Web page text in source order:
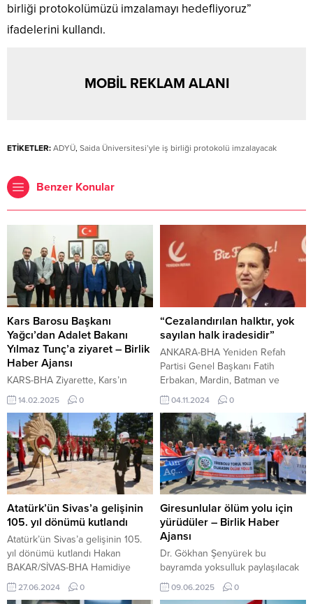
birliği protokolümüzü imzalamayı hedefliyoruz”
ifadelerini kullandı.
MOBİL REKLAM ALANI
ETİKETLER: ADYÜ, Saida Üniversitesi’yle iş birliği protokolü imzalayacak
Benzer Konular
Kars Barosu Başkanı
Yağcı’dan Adalet Bakanı
Yılmaz Tunç’a ziyaret – Birlik
Haber Ajansı
KARS-BHA Ziyarette, Kars’ın
adalet hizmetleriyle ilgili talepleri
iletilirken, bölgedeki hukuki
altyapının güçlendirilmesi adına
çeşitli konular ele alındı. Ziyaretin
ardından açıklama yapan
Milletvekili Adem Çalkın, Bakan
Tunç’a yakın ilgisi için teşekkür
ederek, “Kars’ımızın taleplerini
ilettik, çözüm noktasında önemli
görüşmeler gerçekleştirdik. Sayın
Bakanımıza çalışmalarında
muvaffakiyetler diliyoruz”
ifadelerini kullandı. Adalet Bakanı
14.02.2025 0
“Cezalandırılan halktır, yok
sayılan halk iradesidir”
ANKARA-BHA Yeniden Refah
Partisi Genel Başkanı Fatih
Erbakan, Mardin, Batman ve
Halfeti belediyelerine yapılan
kayyum atamalarına ilişkin sert
eleştirilerde bulundu. Sosyal
medya hesabından bir açıklama
yapan Erbakan, bu tür atamaların
yıllardır tekrar eden bir
senaryonun yansıması olduğunu
belirtti. “Sabaha karşı yapılan
kayyum atamaları, yıllardır
sahnelenen bir oyunun bir kez
daha...
04.11.2024 0
Atatürk’ün Sivas’a gelişinin
105. yıl dönümü kutlandı
Atatürk’ün Sivas’a gelişinin 105.
yıl dönümü kutlandı Hakan
BAKAR/SİVAS-BHA Hamidiye
Millet Bahçesindeki İlk Adım Anıtı
önünde düzenlenen törene Sivas
27.06.2024 0
Giresunlular ölüm yolu için
yürüdüler – Birlik Haber
Ajansı
Dr. Gökhan Şenyürek bu
bayramda yoksulluk paylaşılacak
GİRESUN – BHA Giresun’un
Tirebolu ilçesinde Harşit Vadisi
09.06.2025 0